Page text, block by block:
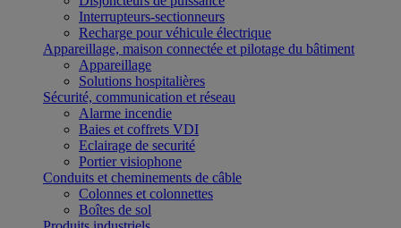
Interrupteurs-sectionneurs
Recharge pour véhicule électrique
Appareillage, maison connectée et pilotage du bâtiment
Appareillage
Solutions hospitalières
Sécurité, communication et réseau
Alarme incendie
Baies et coffrets VDI
Eclairage de securité
Portier visiophone
Conduits et cheminements de câble
Colonnes et colonnettes
Boîtes de sol